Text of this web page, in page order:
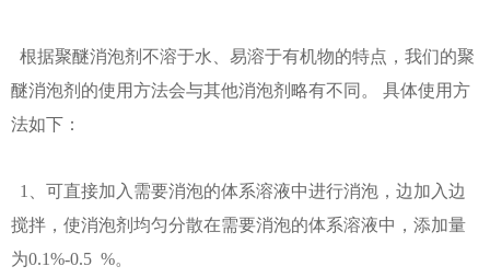
根据聚醚消泡剂不溶于水、易溶于有机物的特点，我们的聚
醚消泡剂的使用方法会与其他消泡剂略有不同。 具体使用方
法如下：
1、可直接加入需要消泡的体系溶液中进行消泡，边加入边
搅拌，使消泡剂均匀分散在需要消泡的体系溶液中，添加量
为0.1%-0.5 %。